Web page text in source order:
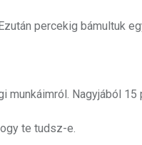
percekig bámultuk
Nagyjából 15
te tudsz-e.